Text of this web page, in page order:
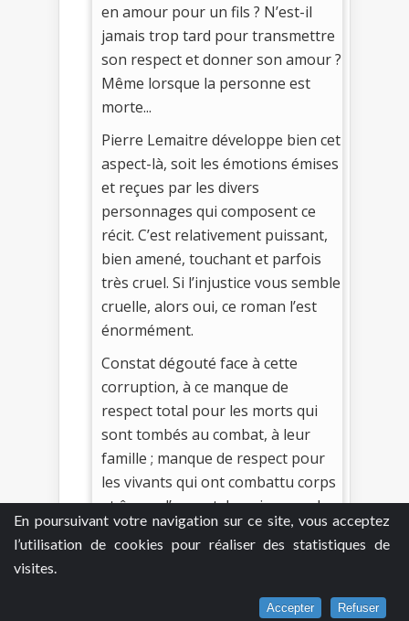
En poursuivant votre navigation sur ce site, vous acceptez
l’utilisation de cookies pour réaliser des statistiques de
visites.
Accepter Refuser
en amour pour un fils ? N’est-il
jamais trop tard pour transmettre
son respect et donner son amour ?
Même lorsque la personne est
morte...
Pierre Lemaitre développe bien cet
aspect-là, soit les émotions émises
et reçues par les divers
personnages qui composent ce
récit. C’est relativement puissant,
bien amené, touchant et parfois
très cruel. Si l’injustice vous semble
cruelle, alors oui, ce roman l’est
énormément.
Constat dégouté face à cette
corruption, à ce manque de
respect total pour les morts qui
sont tombés au combat, à leur
famille ; manque de respect pour
les vivants qui ont combattu corps
et âmes ; l’argent, la puissance, la
reconnaissance, certains sont
prêts à tout, à se transformer en
leurs fins. Pierre Lemaitre ne va